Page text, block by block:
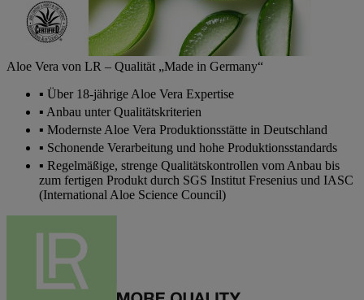
Aloe Vera von LR – Qualität „Made in Germany“
Über 18-jährige Aloe Vera Expertise
Anbau unter Qualitätskriterien
Modernste Aloe Vera Produktionsstätte in Deutschland
Schonende Verarbeitung und hohe Produktionsstandards
Regelmäßige, strenge Qualitätskontrollen vom Anbau bis
zum fertigen Produkt durch SGS Institut Fresenius und IASC
(International Aloe Science Council)